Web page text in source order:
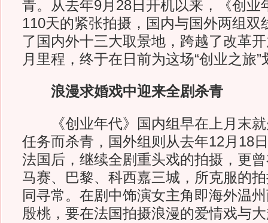
青。从去年9月28日开机以来，《创业
110天的紧张拍摄，国内与国外两组双
了国内外十三大取景地，跨越了改革
月里程，终于在日前为这场“创业之旅”
浪漫求婚戏中迎来全剧杀青
《创业年代》国内组早在上月末就
任务而杀青，国外组则从去年12月18
法国后，继续全剧重头戏的拍摄，更
马赛、巴黎、科西嘉三城，所克服的
同寻常。在剧中饰演女主角即海外温
殷桃，要在法国拍摄浪漫的爱情戏与